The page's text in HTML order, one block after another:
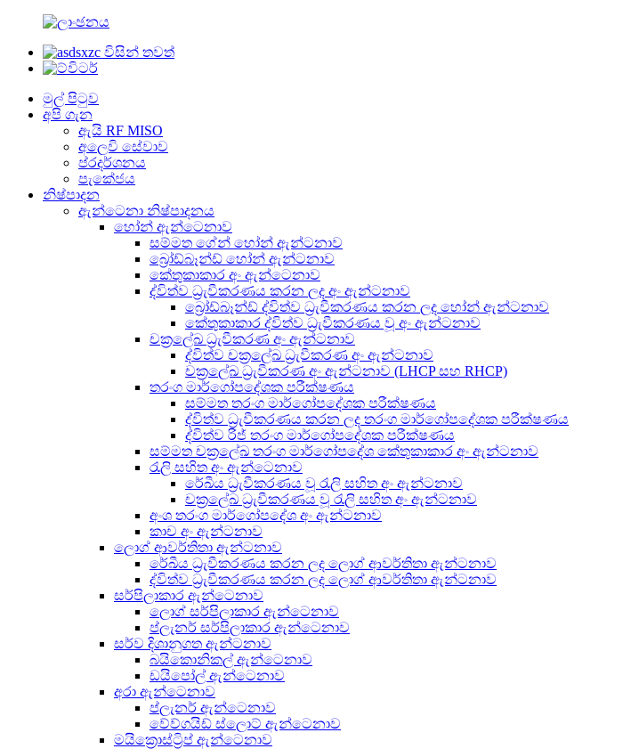
මුල් පිටුව
අපි ගැන
ඇයි RF MISO
අලෙවි සේවාව
ප්රදර්ශනය
පැකේජය
නිෂ්පාදන
ඇන්ටෙනා නිෂ්පාදනය
හෝන් ඇන්ටෙනාව
සම්මත ගේන් හෝන් ඇන්ටනාව
බ්‍රෝඩ්බෑන්ඩ් හෝන් ඇන්ටනාව
කේතුකාකාර අං ඇන්ටෙනාව
ද්විත්ව ධ්‍රැවීකරණය කරන ලද අං ඇන්ටනාව
බ්‍රෝඩ්බෑන්ඩ් ද්විත්ව ධ්‍රැවීකරණය කරන ලද හෝන් ඇන්ටනාව
කේතුකාකාර ද්විත්ව ධ්‍රැවීකරණය වූ අං ඇන්ටනාව
චක්‍රලේඛ ධ්‍රැවීකරණ අං ඇන්ටනාව
ද්විත්ව චක්‍රලේඛ ධ්‍රැවීකරණ අං ඇන්ටනාව
චක්‍රලේඛ ධ්‍රැවීකරණ අං ඇන්ටනාව (LHCP සහ RHCP)
තරංග මාර්ගෝපදේශක පරීක්ෂණය
සම්මත තරංග මාර්ගෝපදේශක පරීක්ෂණය
ද්විත්ව ධ්‍රැවීකරණය කරන ලද තරංග මාර්ගෝපදේශක පරීක්ෂණය
ද්විත්ව රිජ් තරංග මාර්ගෝපදේශක පරීක්ෂණය
සම්මත චක්‍රලේඛ තරංග මාර්ගෝපදේශ කේතුකාකාර අං ඇන්ටනාව
රැලි සහිත අං ඇන්ටෙනාව
රේඛීය ධ්‍රැවීකරණය වූ රැලි සහිත අං ඇන්ටනාව
චක්‍රලේඛ ධ්‍රැවීකරණය වූ රැලි සහිත අං ඇන්ටනාව
අංශ තරංග මාර්ගෝපදේශ අං ඇන්ටනාව
කාච අං ඇන්ටනාව
ලොග් ආවර්තිතා ඇන්ටනාව
රේඛීය ධ්‍රැවීකරණය කරන ලද ලොග් ආවර්තිතා ඇන්ටනාව
ද්විත්ව ධ්‍රැවීකරණය කරන ලද ලොග් ආවර්තිතා ඇන්ටනාව
සර්පිලාකාර ඇන්ටෙනාව
ලොග් සර්පිලාකාර ඇන්ටෙනාව
ප්ලැනර් සර්පිලාකාර ඇන්ටෙනාව
සර්ව දිශානුගත ඇන්ටනාව
බයිකොනිකල් ඇන්ටෙනාව
ඩයිපෝල් ඇන්ටෙනාව
අරා ඇන්ටෙනාව
ප්ලැනර් ඇන්ටෙනාව
වේව්ගයිඩ් ස්ලොට් ඇන්ටෙනාව
මයික්‍රොස්ට්‍රිප් ඇන්ටෙනාව